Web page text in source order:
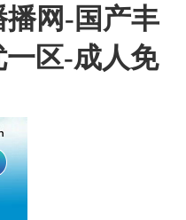
网-国产丰
一区-成人免